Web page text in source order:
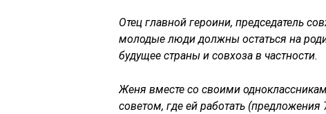
Отец главной героини, председатель
молодые люди должны остаться на
будущее страны и совхоза в частности.
Женя вместе со своими
советом, где ей работать (предложения